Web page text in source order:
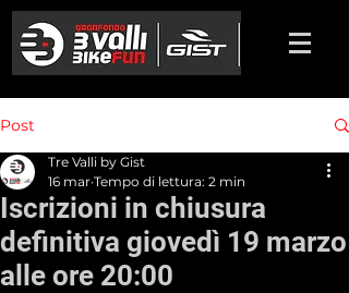
Post
Iscrizioni in chiusura
definitiva giovedì 19 marzo
alle ore 20:00
Tre Valli by Gist
16 mar Tempo di lettura: 2 min